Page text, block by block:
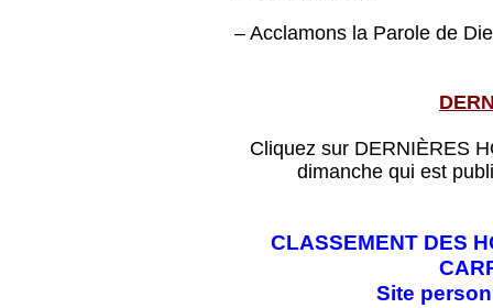
– Acclamons la Parole de
Cliquez sur DERNIÈRES
dimanche qui est
CLASSEMENT DES
Site